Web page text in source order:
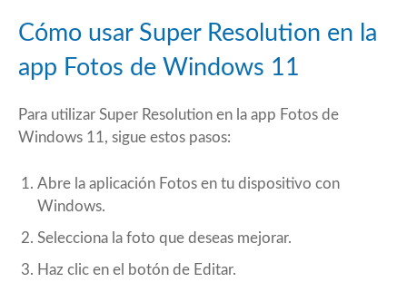
Cómo usar Super Resolution en la
app Fotos de Windows 11
Para utilizar Super Resolution en la app Fotos de
Windows 11, sigue estos pasos:
Abre la aplicación Fotos en tu dispositivo con
Windows.
Selecciona la foto que deseas mejorar.
Haz clic en el botón de Editar.